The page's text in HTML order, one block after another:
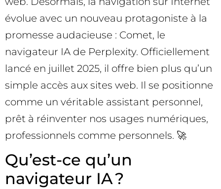
évolue avec un nouveau protagoniste à la
promesse audacieuse : Comet, le
navigateur IA de Perplexity. Officiellement
lancé en juillet 2025, il offre bien plus qu’un
simple accès aux sites web. Il se positionne
comme un véritable assistant personnel,
prêt à réinventer nos usages numériques,
professionnels comme personnels. 🚀
Qu’est-ce qu’un
navigateur IA ?